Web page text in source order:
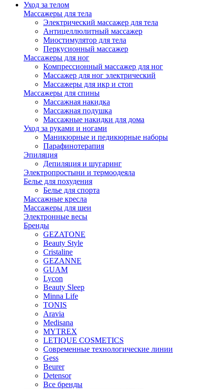
Уход за телом
Массажеры для тела
Электрический массажер для тела
Антицеллюлитный массажер
Миостимулятор для тела
Перкусионный массажер
Массажеры для ног
Компрессионный массажер для ног
Массажер для ног электрический
Массажеры для икр и стоп
Массажеры для спины
Массажная накидка
Массажная подушка
Массажные накидки для дома
Уход за руками и ногами
Маникюрные и педикюрные наборы
Парафинотерапия
Эпиляция
Депиляция и шугаринг
Электропростыни и термоодеяла
Белье для похудения
Белье для спорта
Массажные кресла
Массажеры для шеи
Электронные весы
Бренды
GEZATONE
Beauty Style
Cristaline
GEZANNE
GUAM
Lycon
Beauty Sleep
Minna Life
TONIS
Aravia
Medisana
MYTREX
LETIQUE COSMETICS
Современные технологические линии
Gess
Beurer
Detensor
Все бренды